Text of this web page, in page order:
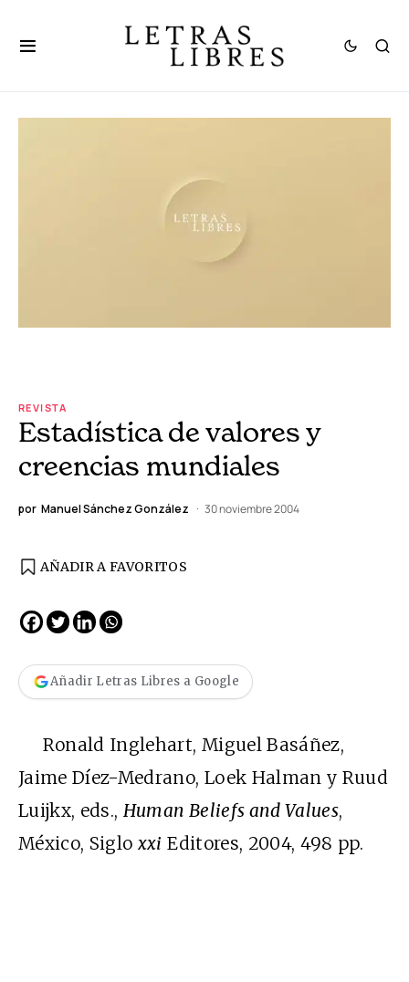
REVISTA
Estadística de valores y
creencias mundiales
por Manuel Sánchez González 30 noviembre 2004
AÑADIR A FAVORITOS
Añadir Letras Libres a Google
Ronald Inglehart, Miguel Basáñez,
Jaime Díez-Medrano, Loek Halman y Ruud
Luijkx, eds., Human Beliefs and Values,
México, Siglo xxi Editores, 2004, 498 pp.